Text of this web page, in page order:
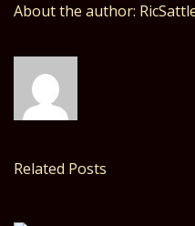
About the author:
Related Posts